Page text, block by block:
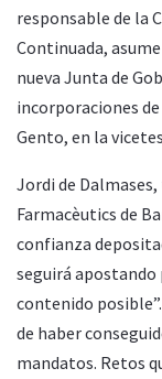
responsable de la
Continuada,
nueva Junta de
incorporaciones
Gento, en la
Jordi de
Farmacèutics de
confianza
seguirá
contenido
de haber
mandatos. Retos